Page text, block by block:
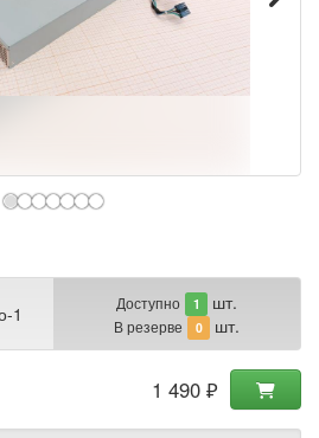
1 Доступно 1 шт.
В резерве 0 шт.
1 490 ₽